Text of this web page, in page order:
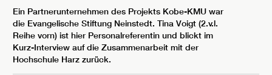
Ein Partnerunternehmen des Projekts Kobe-KMU war
die Evangelische Stiftung Neinstedt. Tina Voigt (2.v.l.
Reihe vorn) ist hier Personalreferentin und blickt im
Kurz-Interview auf die Zusammenarbeit mit der
Hochschule Harz zurück.